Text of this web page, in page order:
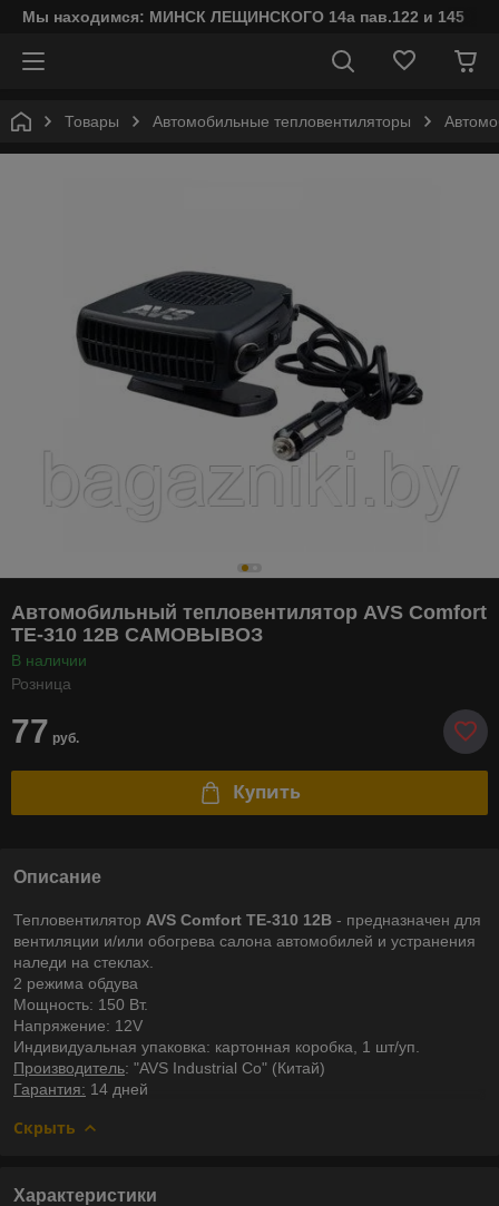
Мы находимся: МИНСК ЛЕЩИНСКОГО 14а пав.122 и 145
Товары Автомобильные тепловентиляторы
Автомобильный тепловентилятор AVS Comfort
TE-310 12В САМОВЫВОЗ
В наличии
Розница
77 руб.
Купить
Описание
Тепловентилятор AVS Comfort TE-310 12В - предназначен для
вентиляции и/или обогрева салона автомобилей и устранения
наледи на стеклах.
2 режима обдува
Мощность: 150 Вт.
Напряжение: 12V
Индивидуальная упаковка: картонная коробка, 1 шт/уп.
Производитель: "AVS Industrial Co" (Китай)
Гарантия: 14 дней
Скрыть
Характеристики